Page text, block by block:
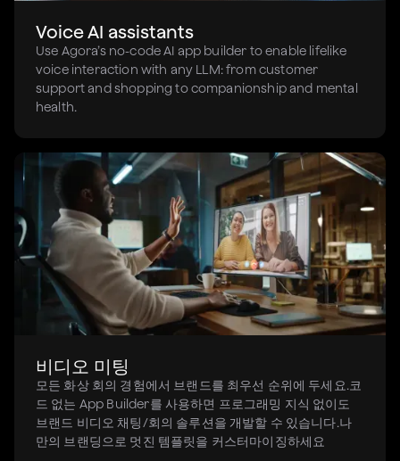
Voice AI assistants
Use Agora’s no-code AI app builder to enable lifelike
voice interaction with any LLM: from customer
support and shopping to companionship and mental
health.
비디오 미팅
모든 화상 회의 경험에서 브랜드를 최우선 순위에 두세요.코
드 없는 App Builder를 사용하면 프로그래밍 지식 없이도
브랜드 비디오 채팅/회의 솔루션을 개발할 수 있습니다.나
만의 브랜딩으로 멋진 템플릿을 커스터마이징하세요